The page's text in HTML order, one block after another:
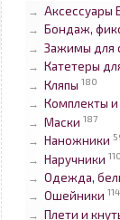
→ Аксессуары
→ Бондаж,
→ Зажимы для
→ Катетеры
→ Кляпы 180
→ Комплекты
→ Маски 187
→ Наножники
→ Наручники 110
→ Одежда,
→ Ошейники 114
→ Плети и